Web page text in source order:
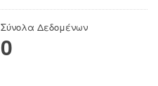
Σύνολα Δεδομένων
0